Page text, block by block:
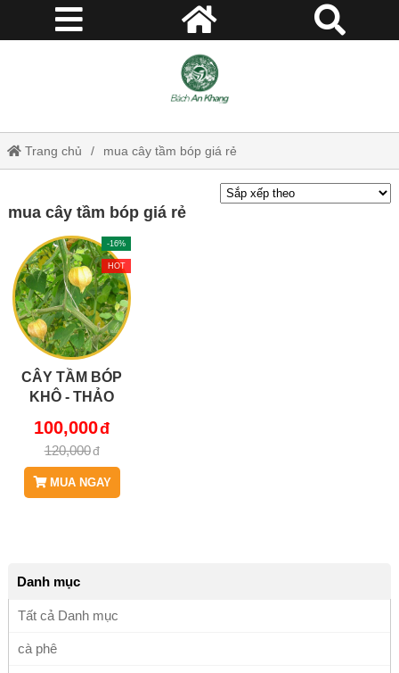
Trang chủ mua cây tầm bóp giá rẻ
mua cây tầm bóp giá rẻ
-16%
HOT
CÂY TẦM BÓP
KHÔ - THẢO
KHANG - JD080
100,000
120,000
MUA NGAY
Danh mục
Tất cả Danh mục
cà phê